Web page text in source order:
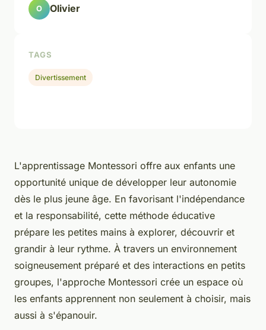
L'apprentissage Montessori offre aux enfants une
opportunité unique de développer leur autonomie
dès le plus jeune âge. En favorisant l'indépendance
et la responsabilité, cette méthode éducative
prépare les petites mains à explorer, découvrir et
grandir à leur rythme. À travers un environnement
soigneusement préparé et des interactions en petits
groupes, l'approche Montessori crée un espace où
les enfants apprennent non seulement à choisir, mais
aussi à s'épanouir.
O Olivier
TAGS
Divertissement